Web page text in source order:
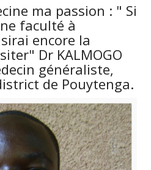
de la santé et de
au Burkina Faso, mais
de l'Afriqu
ma passion : " Si
faculté à
encore la
Dr KALMOGO
généraliste,
de Pouytenga.